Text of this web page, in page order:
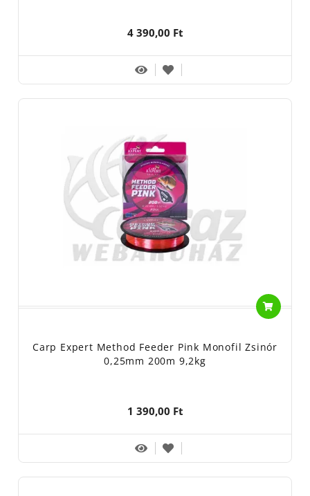
4 390,00 Ft
Carp Expert Method Feeder Pink Monofil Zsinór
0,25mm 200m 9,2kg
1 390,00 Ft